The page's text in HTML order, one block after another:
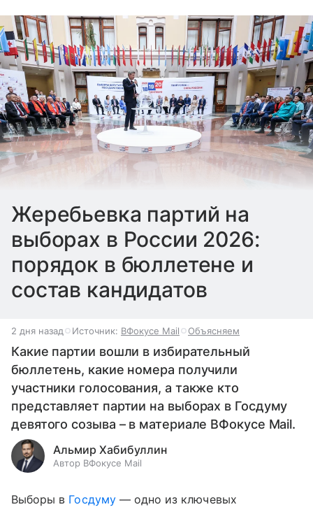
Жеребьевка партий на
выборах в России 2026:
порядок в бюллетене и
состав кандидатов
2 дня назад Источник: ВФокусе Mail Объясняем
Какие партии вошли в избирательный
бюллетень, какие номера получили
участники голосования, а также кто
представляет партии на выборах в Госдуму
девятого созыва – в материале ВФокусе Mail.
Альмир Хабибуллин
Автор ВФокусе Mail
Выборы в Госдуму— одно из ключевых